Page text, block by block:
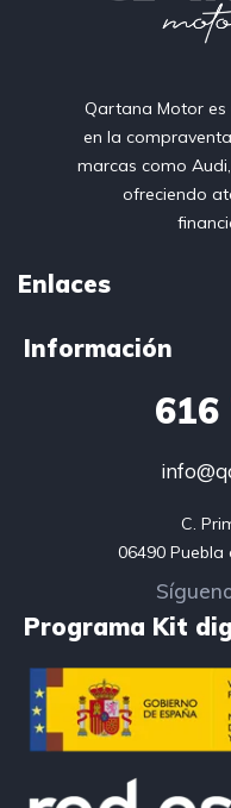
Qartana Motor
en la
marcas como
ofreciendo
Enlaces
Información
616
C.
06490
Programa Kit